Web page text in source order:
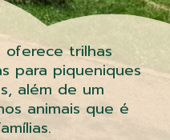
oferece trilhas
para piqueniques
além de um
animais que é